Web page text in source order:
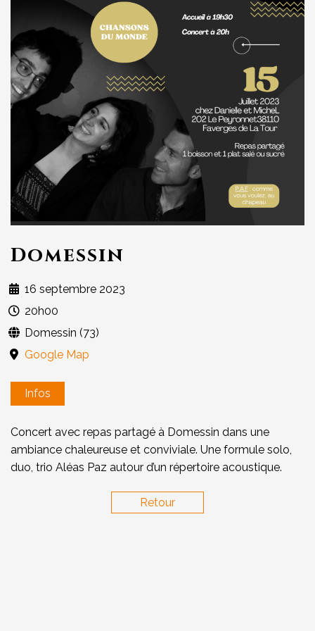
Domessin
16 septembre 2023
20h00
Domessin (73)
Google Map
Infos
Concert avec repas partagé à Domessin dans une
ambiance chaleureuse et conviviale. Une formule solo,
duo, trio Aléas Paz autour d’un répertoire acoustique.
Retour